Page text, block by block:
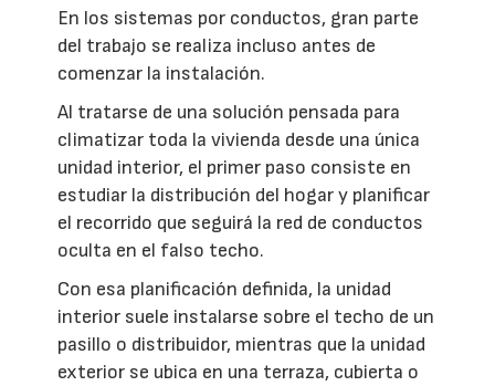
En los sistemas por conductos, gran parte
del trabajo se realiza incluso antes de
comenzar la instalación.
Al tratarse de una solución pensada para
climatizar toda la vivienda desde una única
unidad interior, el primer paso consiste en
estudiar la distribución del hogar y planificar
el recorrido que seguirá la red de conductos
oculta en el falso techo.
Con esa planificación definida, la unidad
interior suele instalarse sobre el techo de un
pasillo o distribuidor, mientras que la unidad
exterior se ubica en una terraza, cubierta o